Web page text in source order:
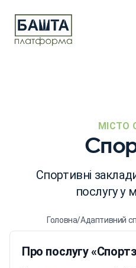
МІСТО
Спортивні
послугу у
Головна/Адаптивний
Про послугу